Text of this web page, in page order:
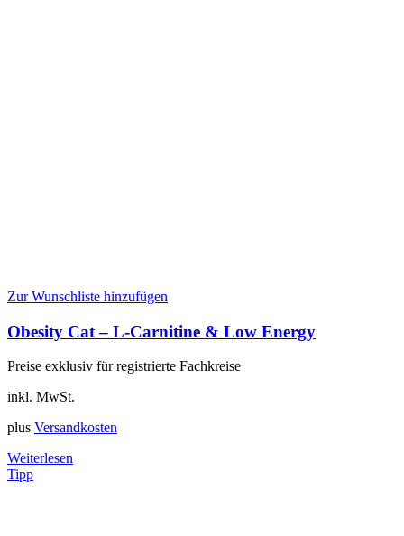
Zur Wunschliste hinzufügen
Obesity Cat – L-Carnitine & Low Energy
Preise exklusiv für registrierte Fachkreise
inkl. MwSt.
plus Versandkosten
Weiterlesen
Tipp